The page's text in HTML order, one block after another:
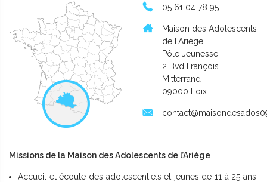
05 61 04 78 95
Maison des Adolescents
de l'Ariège
Pôle Jeunesse
2 Bvd François
Mitterrand
09000 Foix
Missions de la Maison des Adolescents de l’Ariège
Accueil et écoute des adolescent.e.s et jeunes de 11 à 25 ans,